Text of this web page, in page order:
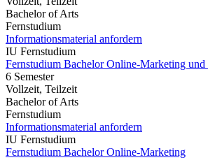
Bachelor of Arts
Fernstudium
Informationsmaterial anfordern
IU Fernstudium
Fernstudium Bachelor Online-Marketing und
6 Semester
Vollzeit, Teilzeit
Bachelor of Arts
Fernstudium
Informationsmaterial anfordern
IU Fernstudium
Fernstudium Bachelor Online-Marketing